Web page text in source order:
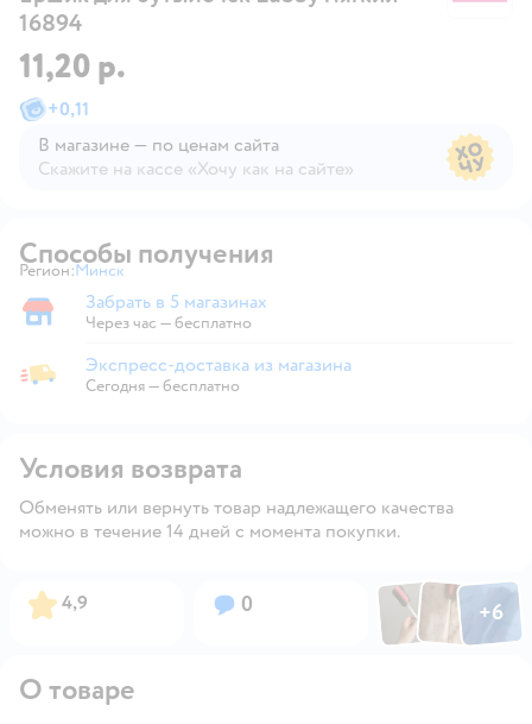
16894
11,20 р.
+0,11
В магазине — по ценам сайта
Скажите на кассе «Хочу как на сайте»
Способы получения
Регион: Выбор адреса доставки.
Минск
Забрать в магазине
Забрать в 5 магазинах
Через час — бесплатно
Экспресс-доставка из магазина
Экспресс-доставка из магазина
Сегодня—бесплатно
Условия возврата
Обменять или вернуть товар надлежащего качества
можно в течение 14 дней с момента покупки.
Рейтинг:
4,9 Вопросов:
0 ФотоФотоФото
+6
Открыть
О товаре